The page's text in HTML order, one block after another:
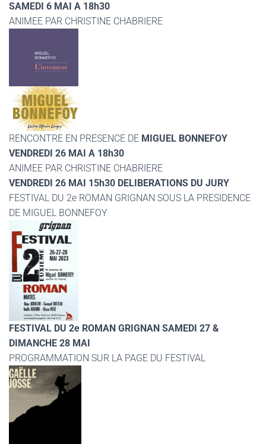
SAMEDI 6 MAI A 18h30
ANIMEE PAR CHRISTINE CHABRIERE
RENCONTRE EN PRESENCE DE MIGUEL BONNEFOY
VENDREDI 26 MAI A 18h30
ANIMEE PAR CHRISTINE CHABRIERE
VENDREDI 26 MAI 15h30 DELIBERATIONS DU JURY
FESTIVAL DU 2e ROMAN GRIGNAN SOUS LA PRESIDENCE
DE MIGUEL BONNEFOY
FESTIVAL DU 2e ROMAN GRIGNAN SAMEDI 27 &
DIMANCHE 28 MAI
PROGRAMMATION SUR LA PAGE DU FESTIVAL